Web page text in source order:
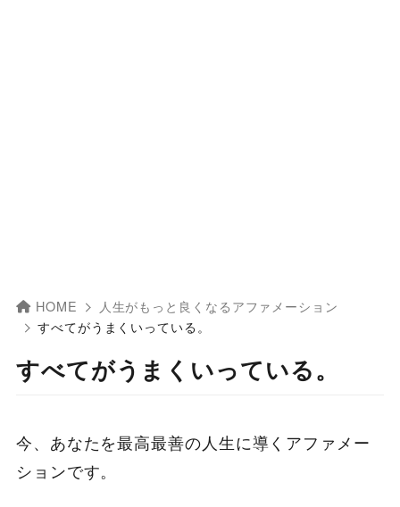
HOME
人生がもっと良くなるアファメーション
すべてがうまくいっている。
すべてがうまくいっている。
今、あなたを最高最善の人生に導くアファメー
ションです。